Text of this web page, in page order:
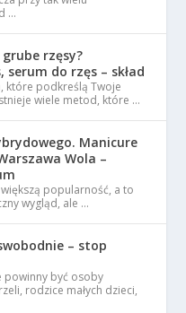
…
rzęsy?
serum do rzęs – skład
które podkreślą Twoje
wiele metod, które …
Manicure
Wola –
popularność, a to
wygląd, ale …
– stop
powinny być osoby
rodzice małych dzieci,